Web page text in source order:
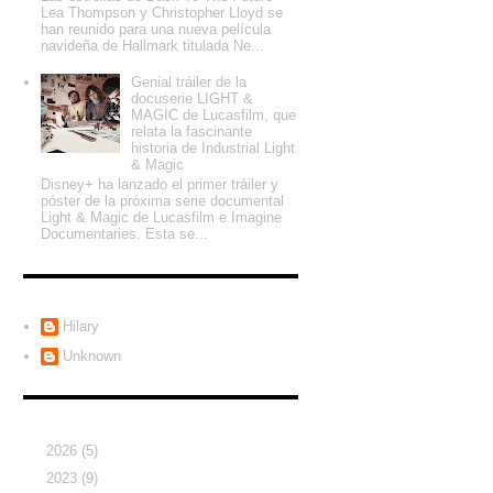
Lea Thompson y Christopher Lloyd se
han reunido para una nueva película
navideña de Hallmark titulada Ne...
Genial tráiler de la
docuserie LIGHT &
MAGIC de Lucasfilm, que
relata la fascinante
historia de Industrial Light
& Magic
Disney+ ha lanzado el primer tráiler y
póster de la próxima serie documental
Light & Magic de Lucasfilm e Imagine
Documentaries. Esta se...
Hilary
Unknown
2026 (5)
2023 (9)